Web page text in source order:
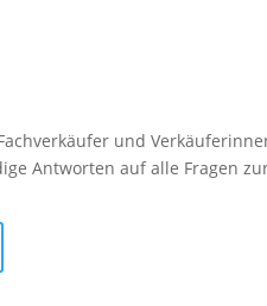
und
Antworten auf alle Fragen